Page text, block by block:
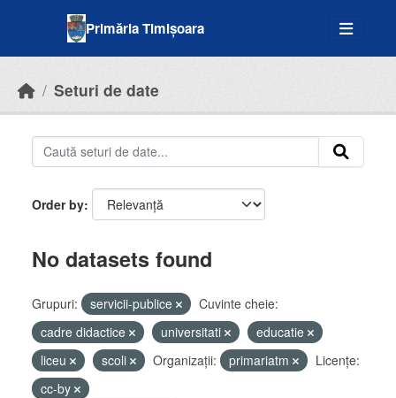
Primăria Timișoara
Seturi de date
Order by
No datasets found
Grupuri: servicii-publice
Cuvinte cheie:
cadre didactice
universitati
educatie
liceu
scoli Organizații: primariatm
Licenţe:
cc-by